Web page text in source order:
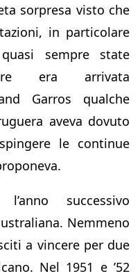
sorpresa visto che
in particolare
sempre state
era arrivata
Garros qualche
aveva dovuto
le continue
successivo
Nemmeno
a vincere per due
Nel 1951 e ’52